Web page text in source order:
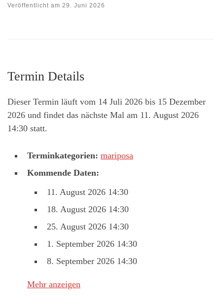
Veröffentlicht am 29. Juni 2026
Termin Details
Dieser Termin läuft vom 14 Juli 2026 bis 15 Dezember
2026 und findet das nächste Mal am 11. August 2026
14:30 statt.
Terminkategorien: mariposa
Kommende Daten:
11. August 2026 14:30
18. August 2026 14:30
25. August 2026 14:30
1. September 2026 14:30
8. September 2026 14:30
Mehr anzeigen